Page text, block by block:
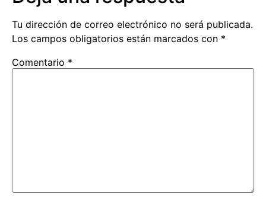
Tu dirección de correo electrónico no será publicada.
Los campos obligatorios están marcados con *
Comentario *